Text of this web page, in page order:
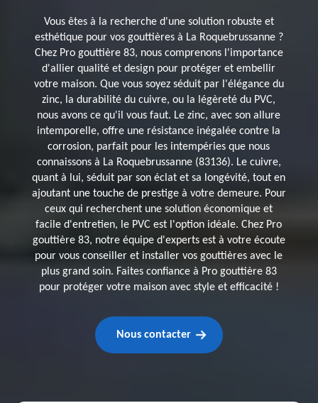
Vous êtes à la recherche d'une solution robuste et
esthétique pour vos gouttières à La Roquebrussanne ?
Chez Pro gouttière 83, nous comprenons l'importance
d'allier qualité et design pour protéger et embellir
votre maison. Que vous soyez séduit par l'élégance du
zinc, la durabilité du cuivre, ou la légèreté du PVC,
nous avons ce qu'il vous faut. Le zinc, avec son allure
intemporelle, offre une résistance inégalée contre la
corrosion, parfait pour les intempéries que nous
connaissons à La Roquebrussanne (83136). Le cuivre,
quant à lui, séduit par son éclat et sa longévité, tout en
ajoutant une touche de prestige à votre demeure. Pour
ceux qui recherchent une solution économique et
facile d'entretien, le PVC est l'option idéale. Chez Pro
gouttière 83, notre équipe d'experts est à votre écoute
pour vous conseiller et installer vos gouttières avec le
plus grand soin. Faites confiance à Pro gouttière 83
pour protéger votre maison avec style et efficacité !
Nous contacter